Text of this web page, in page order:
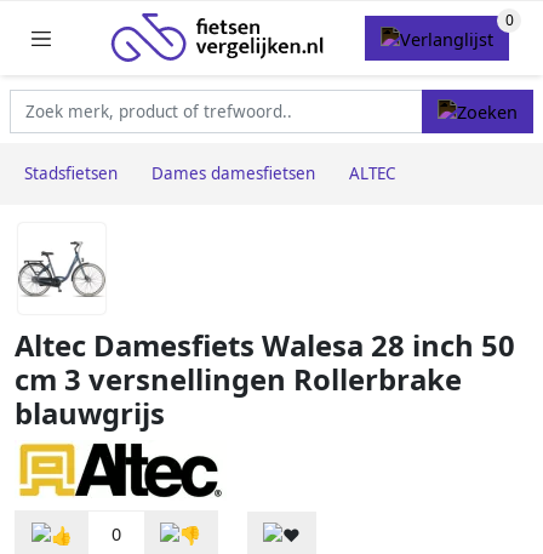
Stadsfietsen Dames damesfietsen ALTEC
Altec Damesfiets Walesa 28 inch 50
cm 3 versnellingen Rollerbrake
blauwgrijs
0